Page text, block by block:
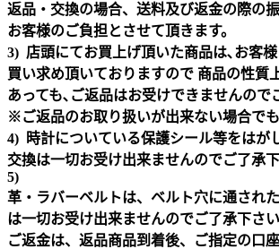
返品・交換の場合、送料及び返金の際の振
お客様のご負担とさせて頂きます。
3) 店頭にてお買上げ頂いた商品は､お客
買い求め頂いておりますので 商品の性質
あっても､ご返品はお受けできませんので
※ご返品のお取り扱いが出来ない場合で
4) 時計についている保護シール等をはが
交換は一切お受け出来ませんのでご了承下
5)
革・ラバーベルトは、ベルト穴に通され
は一切お受け出来ませんのでご了承下さい
ご返金は、返品商品到着後、ご指定の口